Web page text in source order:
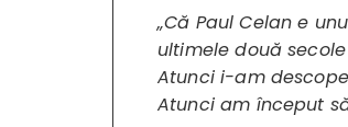
„Că Paul Celan e
ultimele două
Atunci i-am
Atunci am început